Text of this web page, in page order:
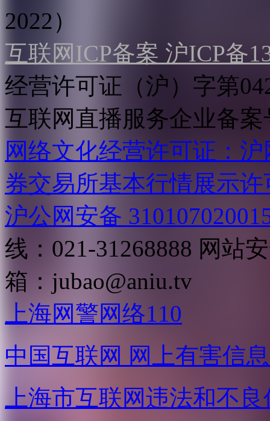
2022）
互联网ICP备案 沪ICP备
经营许可证（沪）字第
互联网直播服务企业备案
网络文化经营许可证：
券交易所基本行情展示许
沪公网安备
线：021-31268888 网站
箱： jubao@aniu.tv
上海网警网络110
中国互联网 网上有害信
上海市互联网违法和不